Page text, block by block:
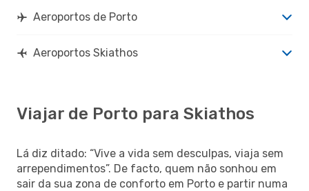
Aeroportos de Porto
Aeroportos Skiathos
Viajar de Porto para Skiathos
Lá diz ditado: “Vive a vida sem desculpas, viaja sem
arrependimentos”. De facto, quem não sonhou em
sair da sua zona de conforto em Porto e partir numa